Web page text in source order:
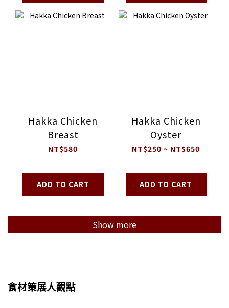
Hakka Chicken
Breast
NT$580
ADD TO CART
Hakka Chicken
Oyster
NT$250 ~ NT$650
ADD TO CART
Show more
食材策展人觀點